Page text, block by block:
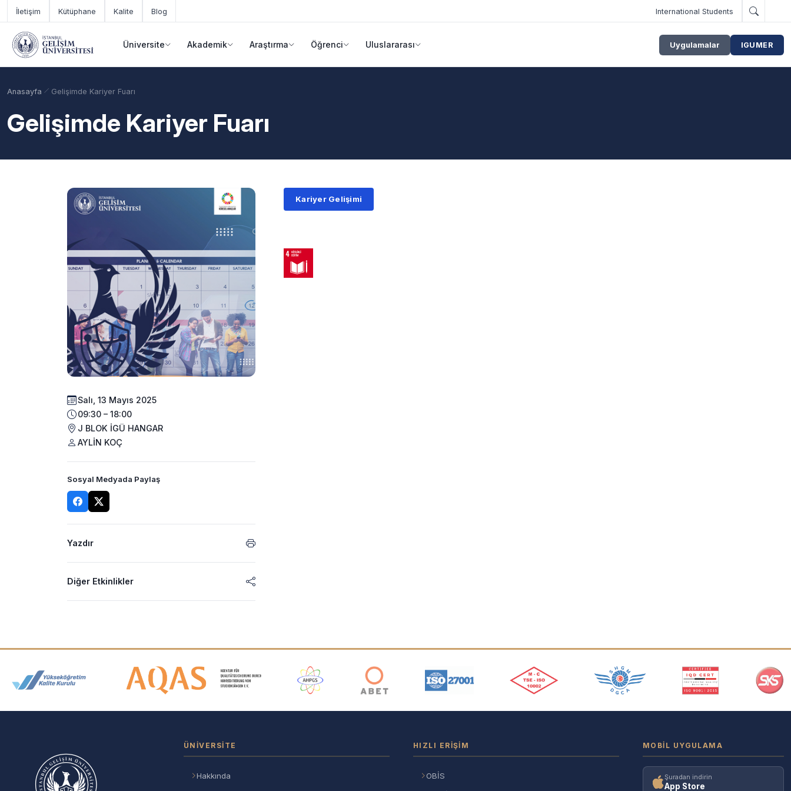
Ana içeriğe geç
İletişim Kütüphane Kalite Blog International Students
Üniversite Akademik Araştırma Öğrenci Uluslararası Uygulamalar IGUMER
Anasayfa Gelişimde Kariyer Fuarı
Gelişimde Kariyer Fuarı
Salı, 13 Mayıs 2025
09:30 – 18:00
J BLOK İGÜ HANGAR
AYLİN KOÇ
Sosyal Medyada Paylaş
Yazdır
Diğer Etkinlikler
Kariyer Gelişimi
Akreditasyon ve Üyelik Logoları
ÜNIVERSITE
Hakkında
HIZLI ERIŞIM
OBİS
MOBIL UYGULAMA
Şuradan indirin
App Store